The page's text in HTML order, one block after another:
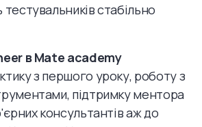
стабільно
в Mate academy
з першого уроку, роботу з
підтримку ментора
консультантів аж до